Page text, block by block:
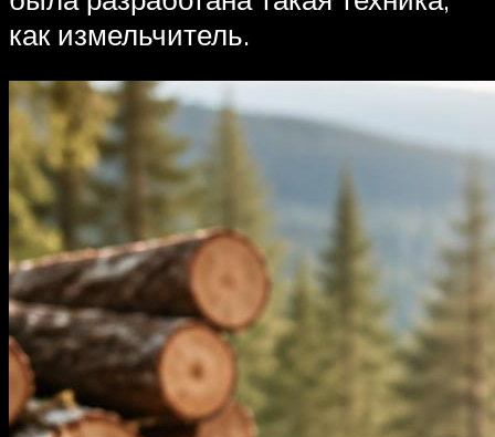
как измельчитель.